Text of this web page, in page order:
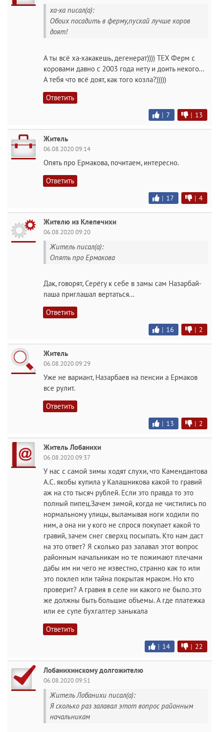
ха-ха писал(а):
Обоих посадить в ферму,пускай лучше коров
доят!
А ты всё ха-хакакешь, дегенерат)))) ТЕХ Ферм с
коровами давно с 2003 года нету и доить некого...
А тебя что всё доят, как того козла?)))))
Ответить
| 7 | 13
Житель
06.08.2020 09:14
Опять про Ермакова, почитаем, интересно.
Ответить
| 17 | 4
Жителю из Клепечихи
06.08.2020 09:20
Житель писал(а):
Опять про Ермакова
Дак, говорят, Серёгу к себе в замы сам Назарбай-
паша приглашал вертаться...
Ответить
| 16 | 2
Житель
06.08.2020 09:29
Уже не вариант, Назарбаев на пенсии а Ермаков
все рулит.
Ответить
| 13 | 2
Житель Лобанихи
06.08.2020 09:37
У нас с самой зимы ходят слухи, что Камендантова
А.С. якобы купила у Калашникова какой то гравий
аж на сто тысяч рублей. Если это правда то это
полный пипец.Зачем зимой, когда не чистились по
нормальному улицы, выламывая ноги ходили по
ним, а она ни у кого не спрося покупает какой то
гравий, зачем снег сверхц посыпать. Кто нам даст
на это ответ? Я сколько раз залавал этот вопрос
районным начальникам но те пожимают плечами
дабы им ни чего не известно, странно как то или
это поклеп или тайна покрытая мраком. Но кто
проверит? А гравия в селе ни какого не было.это
же должны быть большие объемы. А где платежка
или ее супе бухгалтер заныкала
Ответить
| 14 | 22
Лобанихинскому долгожителю
06.08.2020 09:51
Житель Лобанихи писал(а):
Я сколько раз залавал этот вопрос районным
начальникам